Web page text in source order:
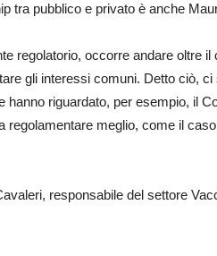
tra pubblico e privato è anche
regolatorio, occorre andare oltre
gli interessi comuni. Detto ciò, ci
riguardato, per esempio, il
regolamentare meglio, come il
responsabile del settore